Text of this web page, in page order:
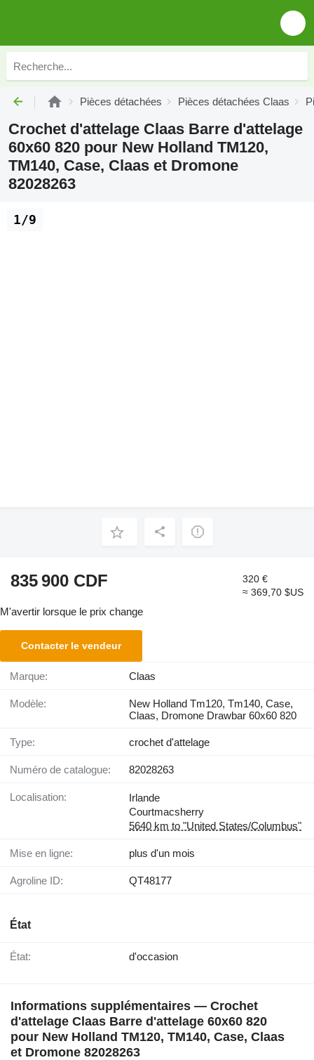
Pièces détachées Pièces détachées Claas
Crochet d'attelage Claas Barre d'attelage
60x60 820 pour New Holland TM120,
TM140, Case, Claas et Dromone
82028263
1/9
835 900 CDF
320 €
≈ 369,70 $US
M'avertir lorsque le prix change
Contacter le vendeur
Marque: Claas
Modèle:
New Holland Tm120, Tm140, Case,
Claas, Dromone Drawbar 60x60 820
Type: crochet d'attelage
Numéro de catalogue: 82028263
Localisation:
Irlande
Courtmacsherry
5640 km to "United States/Columbus"
Mise en ligne: plus d'un mois
Agroline ID: QT48177
État
État: d'occasion
Informations supplémentaires — Crochet
d'attelage Claas Barre d'attelage 60x60 820
pour New Holland TM120, TM140, Case, Claas
et Dromone 82028263